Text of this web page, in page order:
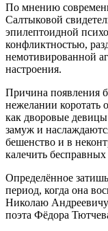
По мнению
Салтыковой
эпилептоидной
конфликтностью,
немотивированной
настроения.
Причина появления
нежелании коротать
как дворовые девицы
замуж и
бешенство и в
калечить бесправных
Определённое
период, когда она
Николаю Андреевичу
поэта Фёдора